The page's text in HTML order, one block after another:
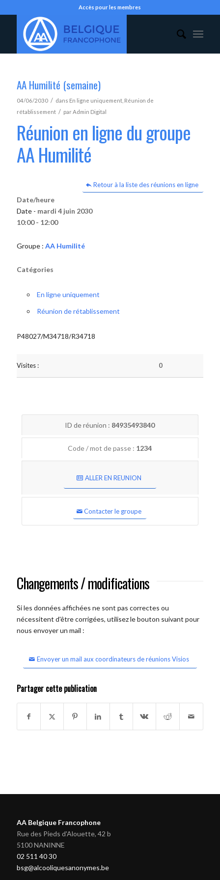
Accès pour les membres
AA Humilité (semaine)
04/06/2030 / dans En ligne uniquement, Réunion de
rétablissement / parAdmin Digital
Réunion en ligne du groupe
AA Humilité
Retour à la liste des réunions en ligne
Date/heure
Date - mardi 4 juin 2030
10:00 - 12:00
Groupe : AA Humilité
Catégories
En ligne uniquement
Réunion de rétablissement
P48027/M34718/R34718
Visites : 0
ID de réunion : 84935493840
Code / mot de passe : 1234
ALLER EN REUNION
Contacter le groupe
Changements / modifications
Si les données affichées ne sont pas correctes ou
nécessitent d'être corrigées, utilisez le bouton suivant pour
nous envoyer un mail :
Envoyer un mail aux coordinateurs de réunions Visios
Partager cette publication
AA Belgique Francophone
Rue des Pieds d'Alouette, 42 b
5100 NANINNE
02 511 40 30
bsg@alcooliquesanonymes.be